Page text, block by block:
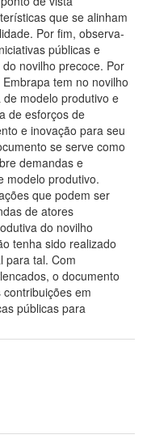
que se alinham
Por fim, observa-
públicas e
novilho precoce. Por
tem no novilho
modelo produtivo e
de esforços de
e inovação para seu
se serve como
demandas e
modelo produtivo.
que podem ser
de atores
do novilho
tenha sido realizado
para tal. Com
o documento
em
públicas para